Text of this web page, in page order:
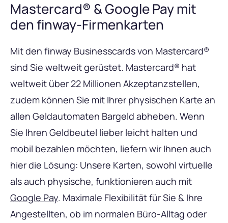
Mastercard® & Google Pay mit
den finway-Firmenkarten
Mit den finway Businesscards von Mastercard®
sind Sie weltweit gerüstet. Mastercard® hat
weltweit über 22 Millionen Akzeptanzstellen,
zudem können Sie mit Ihrer physischen Karte an
allen Geldautomaten Bargeld abheben. Wenn
Sie Ihren Geldbeutel lieber leicht halten und
mobil bezahlen möchten, liefern wir Ihnen auch
hier die Lösung: Unsere Karten, sowohl virtuelle
als auch physische, funktionieren auch mit
Google Pay. Maximale Flexibilität für Sie & Ihre
Angestellten, ob im normalen Büro-Alltag oder